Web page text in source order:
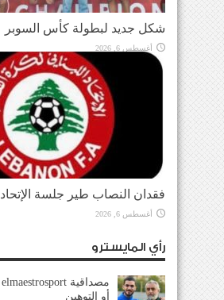
شكل جديد لبطولة كأس السوبر
أغسطس 6, 2026
فقدان النصاب طير جلسة الإتحاد
أغسطس 6, 2026
رأي المايسترو
أو التوهين